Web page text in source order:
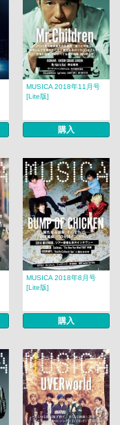
MUSICA 2018年11月号
[Lite版]
購入
MUSICA 2018年8月号
[Lite版]
購入